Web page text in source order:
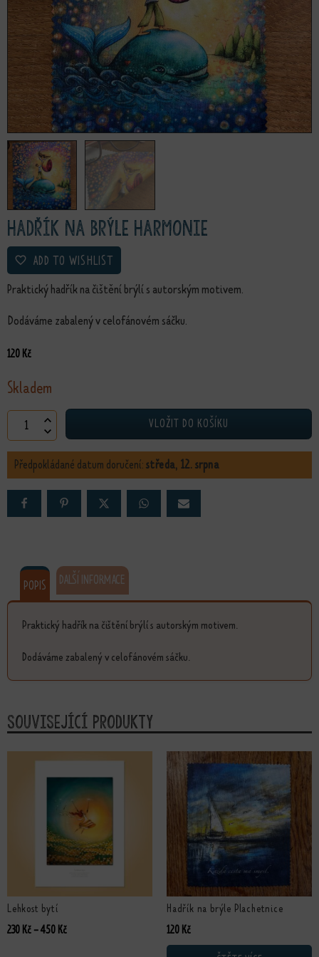
Hadřík na brýle Harmonie
ADD TO WISHLIST
Praktický hadřík na čištění brýlí s autorským motivem.
Dodáváme zabalený v celofánovém sáčku.
120 Kč
Skladem
Hadřík na brýle Harmonie množstvíVLOŽIT DO KOŠÍKU
Předpokládané datum doručení:středa, 12. srpna
POPIS DALŠÍ INFORMACE
Praktický hadřík na čištění brýlí s autorským motivem.
Dodáváme zabalený v celofánovém sáčku.
Související produkty
Lehkost bytí
230 Kč –450 KčRozpětí cen: 230 Kč až 450 Kč
Tento produkt má více variant. Možnosti lze vybrat na stránce produktu
Hadřík na brýle Plachetnice
120 Kč